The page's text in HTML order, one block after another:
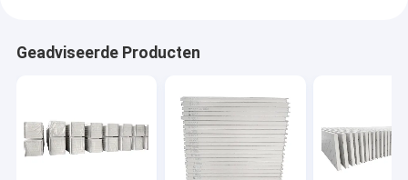
Geadviseerde Producten